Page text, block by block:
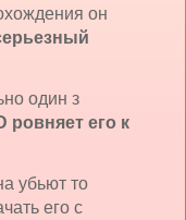
он
один з
ровняет его к
убьют то
его с